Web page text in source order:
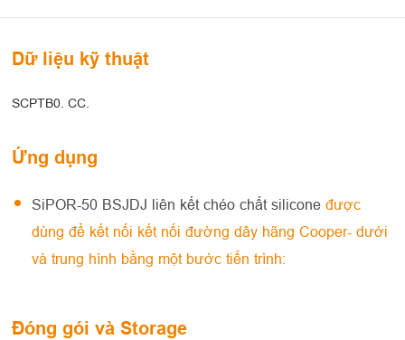
Dữ liệu kỹ thuật
SCPTB0. CC.
Ứng dụng
SiPOR-50 BSJDJ liên kết chéo chất siliconeđược
dùng để kết nối kết nối đường dây hãng Cooper- dưới
và trung hình bằng một bước tiến trình:
Đóng gói và Storage